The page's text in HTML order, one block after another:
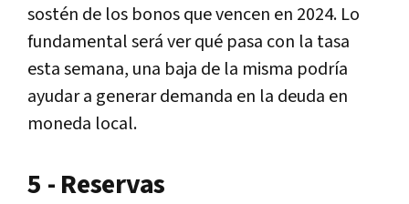
sostén de los bonos que vencen en 2024. Lo
fundamental será ver qué pasa con la tasa
esta semana, una baja de la misma podría
ayudar a generar demanda en la deuda en
moneda local.
5 - Reservas